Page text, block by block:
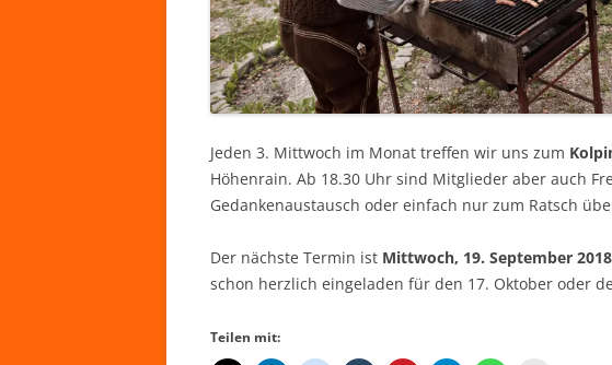
Jeden 3. Mittwoch im Monat treffen wir uns zum
Höhenrain. Ab 18.30 Uhr sind Mitglieder aber auch
Gedankenaustausch oder einfach nur zum Ratsch
Der nächste Termin ist Mittwoch, 19. September 2018
schon herzlich eingeladen für den 17. Oktober oder
Teilen mit: